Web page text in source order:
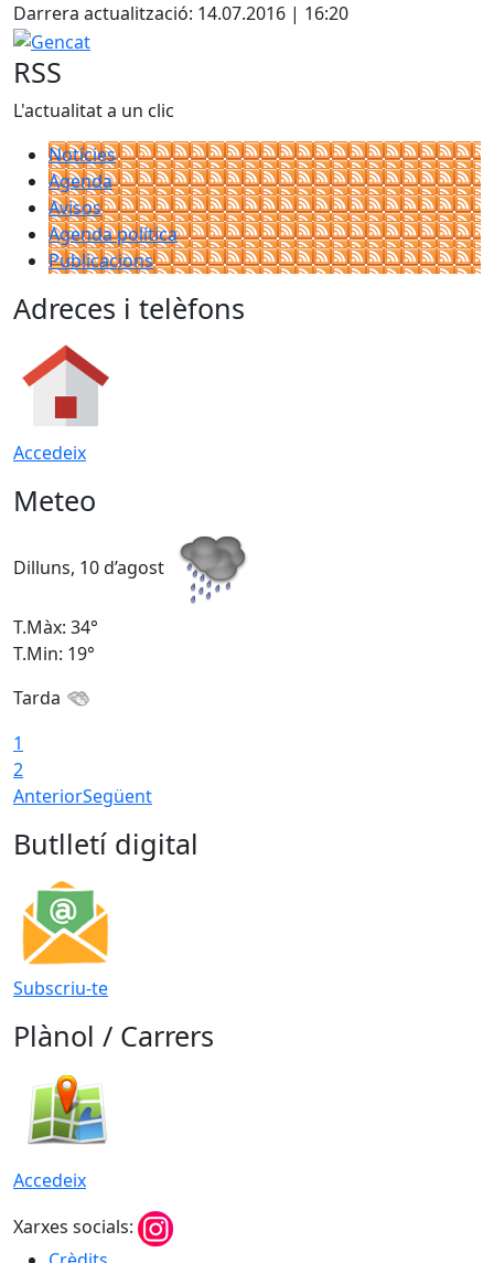
Darrera actualització: 14.07.2016 | 16:20
Gencat
RSS
L'actualitat a un clic
Notícies
Agenda
Avisos
Agenda política
Publicacions
Adreces i telèfons
Accedeix
Meteo
Dilluns, 10 d’agost
T.Màx: 34°
T.Min: 19°
Tarda
1
2
AnteriorSegüent
Butlletí digital
Subscriu-te
Plànol / Carrers
Accedeix
Xarxes socials: